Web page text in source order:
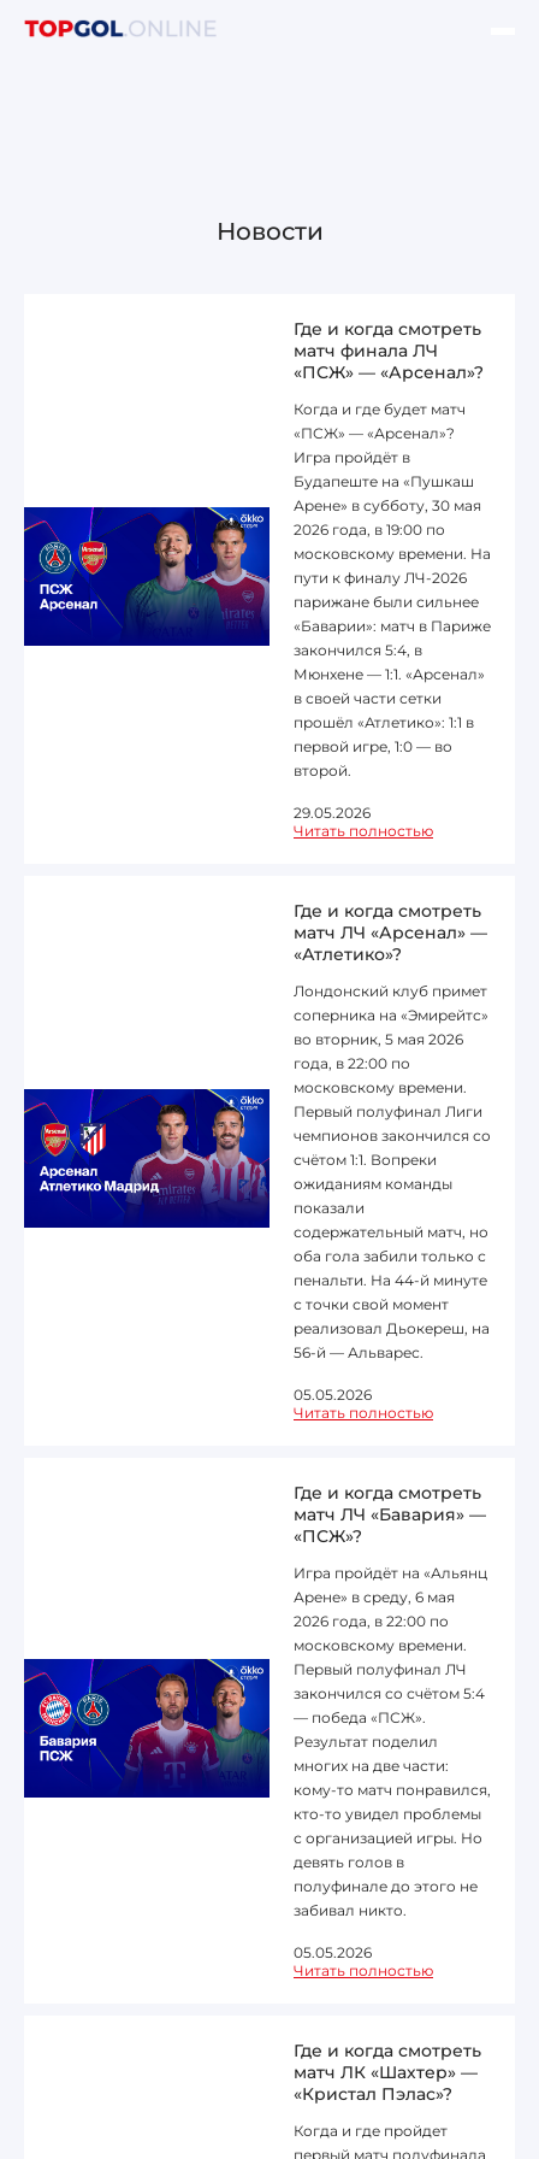
Лига конференций УЕФА
Лига 1, Чемпионат Франции
Бундеслига, Чемпионат Германии
Чемпионат Саудовской Аравии 25/26
Новости
Где и когда смотреть
матч финала ЛЧ
«ПСЖ» — «Арсенал»?
Когда и где будет матч
«ПСЖ» — «Арсенал»?
Игра пройдёт в
Будапеште на «Пушкаш
Арене» в субботу, 30 мая
2026 года, в 19:00 по
московскому времени. На
пути к финалу ЛЧ-2026
парижане были сильнее
«Баварии»: матч в Париже
закончился 5:4, в
Мюнхене — 1:1. «Арсенал»
в своей части сетки
прошёл «Атлетико»: 1:1 в
первой игре, 1:0 — во
второй.
29.05.2026
Читать полностью
Где и когда смотреть
матч ЛЧ «Арсенал» —
«Атлетико»?
Лондонский клуб примет
соперника на «Эмирейтс»
во вторник, 5 мая 2026
года, в 22:00 по
московскому времени.
Первый полуфинал Лиги
чемпионов закончился со
счётом 1:1. Вопреки
ожиданиям команды
показали
содержательный матч, но
оба гола забили только с
пенальти. На 44-й минуте
с точки свой момент
реализовал Дьокереш, на
56-й — Альварес.
05.05.2026
Читать полностью
Где и когда смотреть
матч ЛЧ «Бавария» —
«ПСЖ»?
Игра пройдёт на «Альянц
Арене» в среду, 6 мая
2026 года, в 22:00 по
московскому времени.
Первый полуфинал ЛЧ
закончился со счётом 5:4
— победа «ПСЖ».
Результат поделил
многих на две части:
кому-то матч понравился,
кто-то увидел проблемы
с организацией игры. Но
девять голов в
полуфинале до этого не
забивал никто.
05.05.2026
Читать полностью
Где и когда смотреть
матч ЛК «Шахтер» —
«Кристал Пэлас»?
Когда и где пройдет
первый матч полуфинала